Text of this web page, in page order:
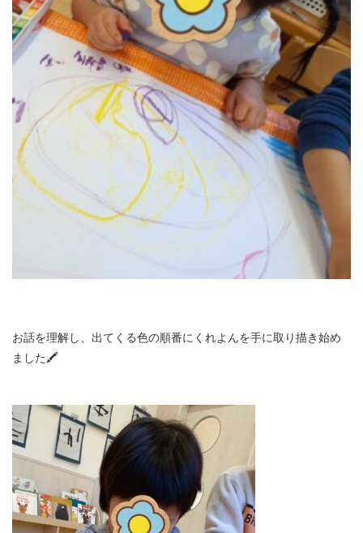
お話を理解し、出てくる色の順番にくれよんを手に取り描き始め
ました🖍